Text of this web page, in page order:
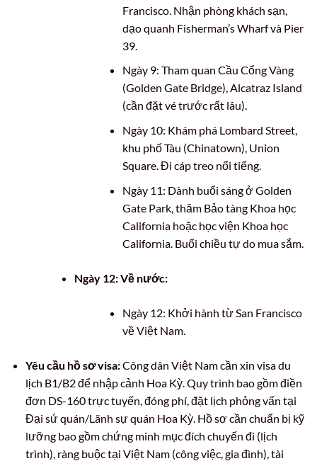
Francisco. Nhận phòng khách sạn,
dạo quanh Fisherman’s Wharf và Pier
39.
Ngày 9: Tham quan Cầu Cổng Vàng
(Golden Gate Bridge), Alcatraz Island
(cần đặt vé trước rất lâu).
Ngày 10: Khám phá Lombard Street,
khu phố Tàu (Chinatown), Union
Square. Đi cáp treo nổi tiếng.
Ngày 11: Dành buổi sáng ở Golden
Gate Park, thăm Bảo tàng Khoa học
California hoặc học viện Khoa học
California. Buổi chiều tự do mua sắm.
Ngày 12: Về nước:
Ngày 12: Khởi hành từ San Francisco
về Việt Nam.
Yêu cầu hồ sơ visa:Công dân Việt Nam cần xin visa du
lịch B1/B2 để nhập cảnh Hoa Kỳ. Quy trình bao gồm điền
đơn DS-160 trực tuyến, đóng phí, đặt lịch phỏng vấn tại
Đại sứ quán/Lãnh sự quán Hoa Kỳ. Hồ sơ cần chuẩn bị kỹ
lưỡng bao gồm chứng minh mục đích chuyến đi (lịch
trình), ràng buộc tại Việt Nam (công việc, gia đình), tài